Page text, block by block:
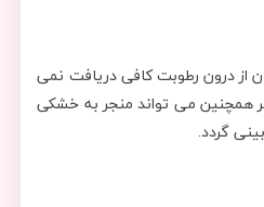
از درون رطوبت کافی دریافت نمی
همچنین می تواند منجر به خشکی
گردد.